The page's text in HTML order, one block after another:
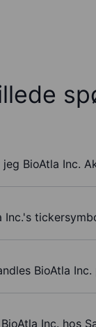
BioAtla Inc.
Inc.'s
BioAtla Inc.
Inc. hos